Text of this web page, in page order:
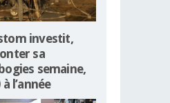
investit,
sa
semaine,
l’année